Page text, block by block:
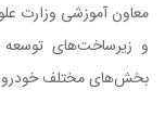
معاون آموزشی وزارت
و زیرساخت‌های
بخش‌های مختلف